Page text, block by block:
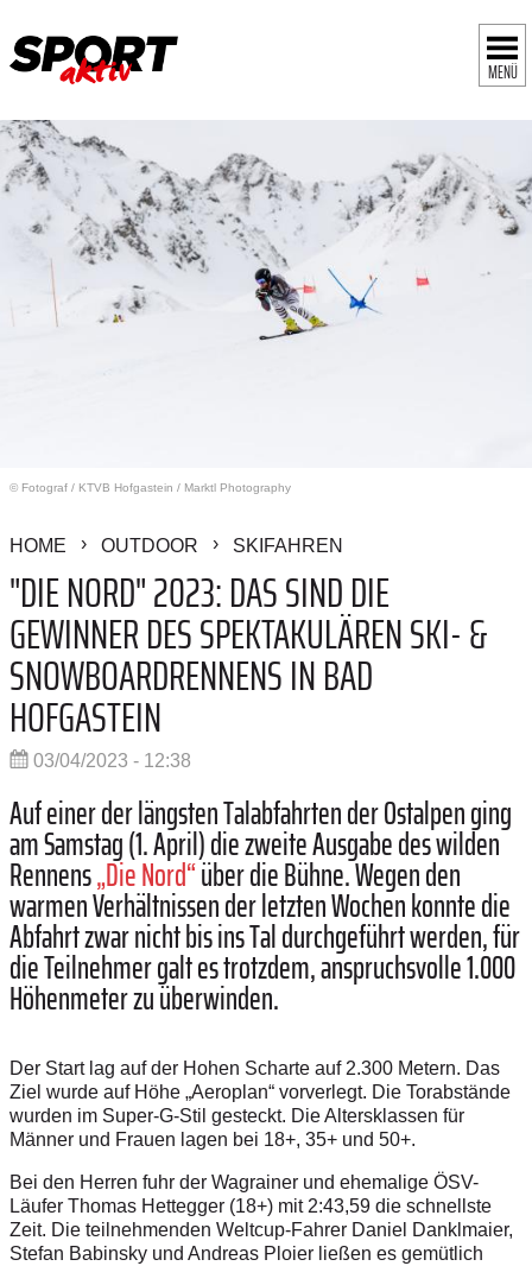
MENÜ
© Fotograf / KTVB Hofgastein / Marktl Photography
HOME OUTDOOR SKIFAHREN
"DIE NORD" 2023: DAS SIND DIE
GEWINNER DES SPEKTAKULÄREN SKI- &
SNOWBOARDRENNENS IN BAD
HOFGASTEIN
03/04/2023 - 12:38
Auf einer der längsten Talabfahrten der Ostalpen ging
am Samstag (1. April) die zweite Ausgabe des wilden
Rennens„Die Nord“über die Bühne. Wegen den
warmen Verhältnissen der letzten Wochen konnte die
Abfahrt zwar nicht bis ins Tal durchgeführt werden, für
die Teilnehmer galt es trotzdem, anspruchsvolle 1.000
Höhenmeter zu überwinden.
Der Start lag auf der Hohen Scharte auf 2.300 Metern. Das
Ziel wurde auf Höhe „Aeroplan“ vorverlegt. Die Torabstände
wurden im Super-G-Stil gesteckt. Die Altersklassen für
Männer und Frauen lagen bei 18+, 35+ und 50+.
Bei den Herren fuhr der Wagrainer und ehemalige ÖSV-
Läufer Thomas Hettegger (18+) mit 2:43,59 die schnellste
Zeit. Die teilnehmenden Weltcup-Fahrer Daniel Danklmaier,
Stefan Babinsky und Andreas Ploier ließen es gemütlich